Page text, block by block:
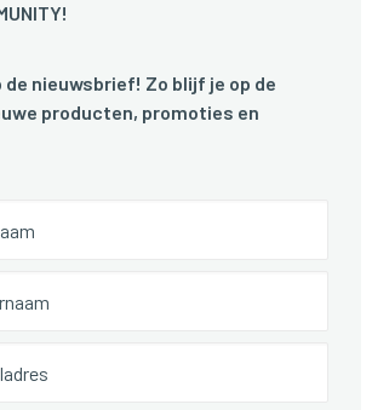
de nieuwsbrief! Zo blijf je op de
producten, promoties en